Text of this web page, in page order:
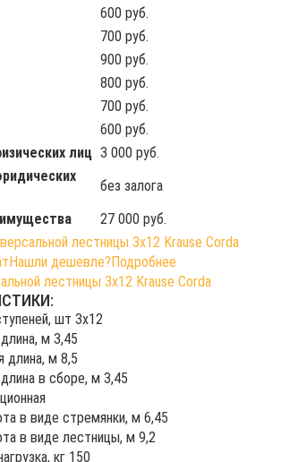
600 руб.
700 руб.
900 руб.
800 руб.
700 руб.
600 руб.
лиц 3 000 руб.
без залога
27 000 руб.
Нашли дешевле?Подробнее
лестницы 3х12 Krause Corda
шт 3х12
м 3,45
длина, м 8,5
в сборе, м 3,45
в виде стремянки, м 6,45
в виде лестницы, м 9,2
кг 150